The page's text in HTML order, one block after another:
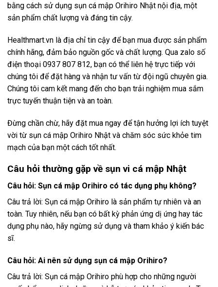
bằng cách sử dụng sụn cá mập Orihiro Nhật nội địa, một
sản phẩm chất lượng và đáng tin cậy.
Healthmart.vn là địa chỉ tin cậy để bạn mua được sản phẩm
chính hãng, đảm bảo nguồn gốc và chất lượng. Qua zalo số
điện thoại 0937 807 812, bạn có thể liên hệ trực tiếp với
chúng tôi để đặt hàng và nhận tư vấn từ đội ngũ chuyên gia.
Chúng tôi cam kết mang đến cho bạn trải nghiệm mua sắm
trực tuyến thuận tiện và an toàn.
Đừng chần chừ, hãy đặt mua ngay để tận hưởng lợi ích tuyệt
vời từ sụn cá mập Orihiro Nhật và chăm sóc sức khỏe tim
mạch của bạn một cách tốt nhất.
Câu hỏi thường gặp về sụn vi cá mập Nhật
Câu hỏi: Sụn cá mập Orihiro có tác dụng phụ không?
Câu trả lời: Sụn cá mập Orihiro là sản phẩm tự nhiên và an
toàn. Tuy nhiên, nếu bạn có bất kỳ phản ứng dị ứng hay tác
dụng phụ nào, hãy ngừng sử dụng và tham khảo ý kiến ​​bác
sĩ.
Câu hỏi: Ai nên sử dụng sụn cá mập Orihiro?
Câu trả lời: Sụn cá mập Orihiro phù hợp cho những người